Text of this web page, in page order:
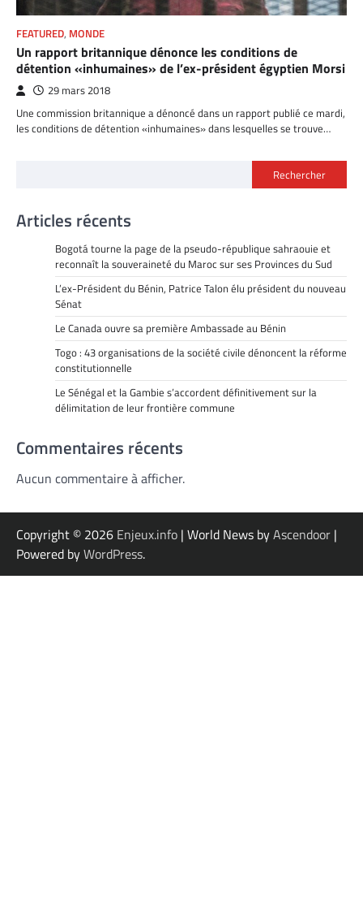
FEATURED, MONDE
Un rapport britannique dénonce les conditions de
détention «inhumaines» de l’ex-président égyptien Morsi
29 mars 2018
Une commission britannique a dénoncé dans un rapport publié ce mardi,
les conditions de détention «inhumaines» dans lesquelles se trouve…
Rechercher
Articles récents
Bogotá tourne la page de la pseudo-république sahraouie et
reconnaît la souveraineté du Maroc sur ses Provinces du Sud
L’ex-Président du Bénin, Patrice Talon élu président du nouveau
Sénat
Le Canada ouvre sa première Ambassade au Bénin
Togo : 43 organisations de la société civile dénoncent la réforme
constitutionnelle
Le Sénégal et la Gambie s’accordent définitivement sur la
délimitation de leur frontière commune
Commentaires récents
Aucun commentaire à afficher.
Copyright © 2026 Enjeux.info | World News byAscendoor |
Powered byWordPress.